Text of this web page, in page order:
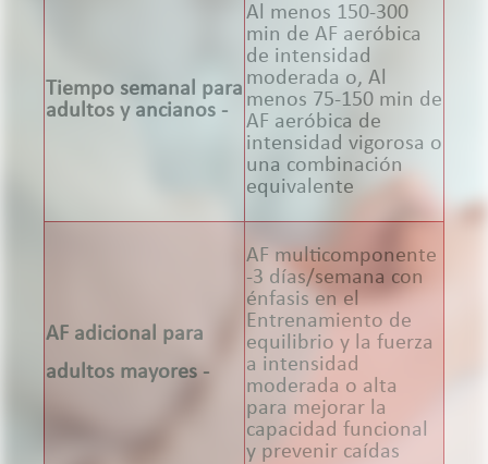
Tiempo semanal para
adultos y ancianos -
Al menos 150-300
min de AF aeróbica
de intensidad
moderada o, Al
menos 75-150 min de
AF aeróbica de
intensidad vigorosa o
una combinación
equivalente
AF adicional para
adultos mayores -
AF multicomponente
-3 días/semana con
énfasis en el
Entrenamiento de
equilibrio y la fuerza
a intensidad
moderada o alta
para mejorar la
capacidad funcional
y prevenir caídas